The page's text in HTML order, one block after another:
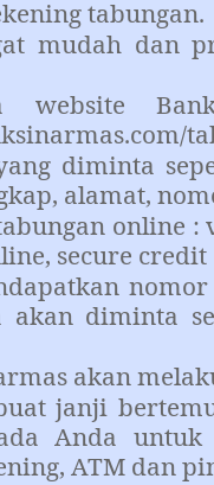
tabungan.
mudah dan
website
diminta
alamat,
online :
secure
diminta
akan
janji
Anda untuk
ATM dan